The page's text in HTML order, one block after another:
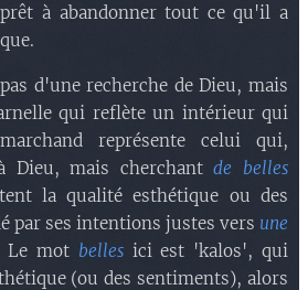
à abandonner tout ce qu'il a
d'une recherche de Dieu, mais
qui reflète un intérieur qui
représente celui qui,
Dieu, mais cherchantde belles
la qualité esthétique ou des
par ses intentions justes vers une
Le mot belles ici est 'kalos', qui
(ou des sentiments), alors